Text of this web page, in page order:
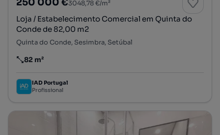
250 000 €3048,78 €/m²
Loja / Estabelecimento Comercial em Quinta do
Conde de 82,00 m2
Quinta do Conde, Sesimbra, Setúbal
Preço por metro quadrado
82 m²
IAD Portugal
Profissional